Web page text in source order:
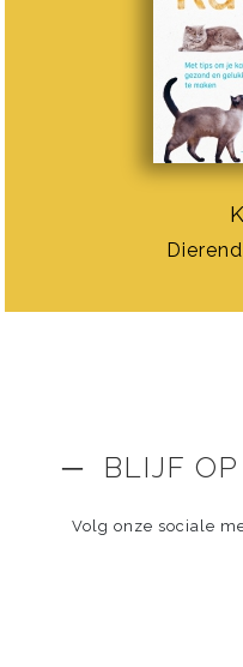
─ BLIJF
Volg onze sociale